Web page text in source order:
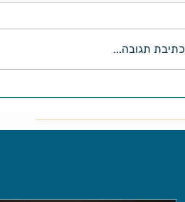
כתיבת תגובה...